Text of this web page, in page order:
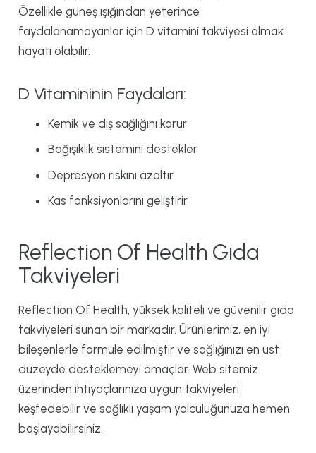
Özellikle güneş ışığından yeterince
faydalanamayanlar için D vitamini takviyesi almak
hayati olabilir.
D Vitamininin Faydaları:
Kemik ve diş sağlığını korur
Bağışıklık sistemini destekler
Depresyon riskini azaltır
Kas fonksiyonlarını geliştirir
Reflection Of Health Gıda
Takviyeleri
Reflection Of Health, yüksek kaliteli ve güvenilir gıda
takviyeleri sunan bir markadır. Ürünlerimiz, en iyi
bileşenlerle formüle edilmiştir ve sağlığınızı en üst
düzeyde desteklemeyi amaçlar. Web sitemiz
üzerinden ihtiyaçlarınıza uygun takviyeleri
keşfedebilir ve sağlıklı yaşam yolculuğunuza hemen
başlayabilirsiniz.